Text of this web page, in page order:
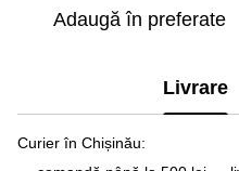
Adaugă în preferate
Livrare
Curier în Chișinău: